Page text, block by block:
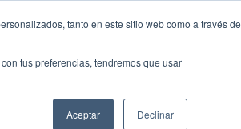
tanto en este sitio web como a través de
tus preferencias, tendremos que usar
Aceptar Declinar